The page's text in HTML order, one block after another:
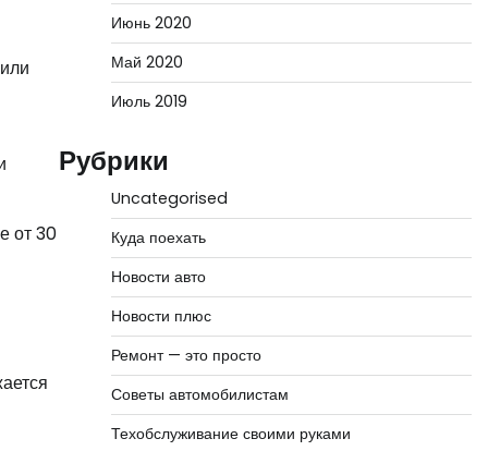
от 30
Июнь 2020
Май 2020
Июль 2019
Рубрики
Uncategorised
Куда поехать
Новости авто
Новости плюс
Ремонт — это просто
Советы автомобилистам
Техобслуживание своими руками